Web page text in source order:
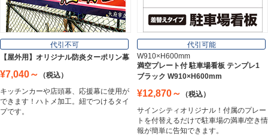
フレーム／看板枠
Frame
代引不可
【屋外用】オリジナル防炎ターポリン幕
¥7,040～
（税込）
キッチンカーや店頭幕、応援幕に使用が
できます！ハトメ加工。紐でつけるタイ
プです。
代引可能
W910×H600mm
満空プレート付 駐車場看板 テンプレ1
ブラック W910×H600mm
¥12,870～
（税込）
サインシティオリジナル！付属のプレー
トを付替えるだけで駐車場の満車/空き情
報が簡単に告知できます。